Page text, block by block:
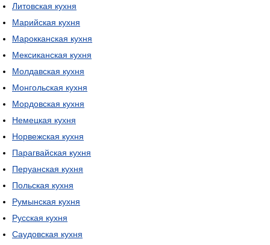
Литовская кухня
Марийская кухня
Марокканская кухня
Мексиканская кухня
Молдавская кухня
Монгольская кухня
Мордовская кухня
Немецкая кухня
Норвежская кухня
Парагвайская кухня
Перуанская кухня
Польская кухня
Румынская кухня
Русская кухня
Саудовская кухня